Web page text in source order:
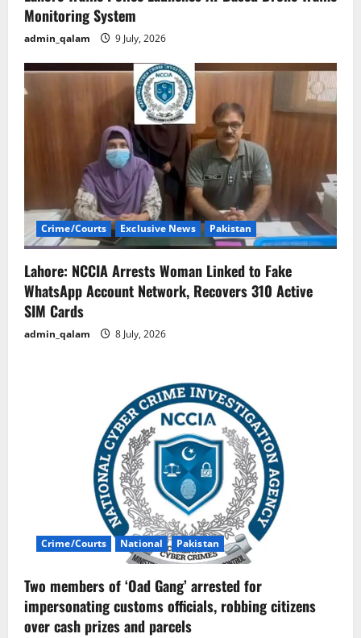
Monitoring System
admin_qalam 9 July, 2026
Crime/Courts Exclusive News Pakistan
Lahore: NCCIA Arrests Woman Linked to Fake
WhatsApp Account Network, Recovers 310 Active
SIM Cards
admin_qalam 8 July, 2026
Crime/Courts National Pakistan
Two members of ‘Oad Gang’ arrested for
impersonating customs officials, robbing citizens
over cash prizes and parcels